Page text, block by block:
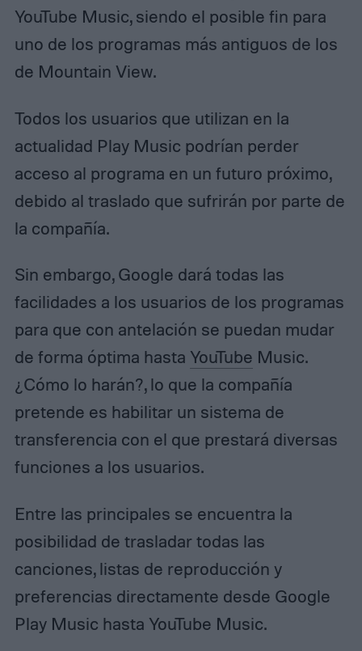
YouTube Music, siendo el posible fin para
uno de los programas más antiguos de los
de Mountain View.
Todos los usuarios que utilizan en la
actualidad Play Music podrían perder
acceso al programa en un futuro próximo,
debido al traslado que sufrirán por parte de
la compañía.
Sin embargo, Google dará todas las
facilidades a los usuarios de los programas
para que con antelación se puedan mudar
de forma óptima hasta YouTube Music.
¿Cómo lo harán?, lo que la compañía
pretende es habilitar un sistema de
transferencia con el que prestará diversas
funciones a los usuarios.
Entre las principales se encuentra la
posibilidad de trasladar todas las
canciones, listas de reproducción y
preferencias directamente desde Google
Play Music hasta YouTube Music.